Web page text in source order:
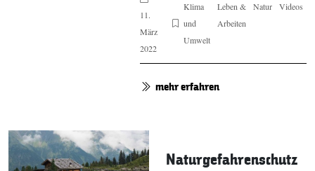
11.
März
2022
Klima
und
Umwelt
Leben &
Arbeiten
Natur Videos
mehr erfahren
Naturgefahrenschutz